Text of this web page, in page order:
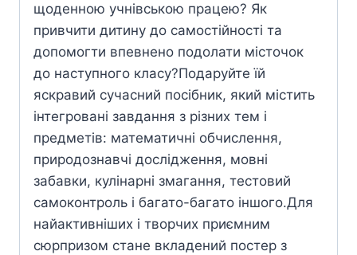
щоденною учнівською працею? Як
привчити дитину до самостійності та
допомогти впевнено подолати місточок
до наступного класу?Подаруйте їй
яскравий сучасний посібник, який містить
інтегровані завдання з різних тем і
предметів: математичні обчислення,
природознавчі дослідження, мовні
забавки, кулінарні змагання, тестовий
самоконтроль і багато-багато іншого.Для
найактивніших і творчих приємним
сюрпризом стане вкладений постер з